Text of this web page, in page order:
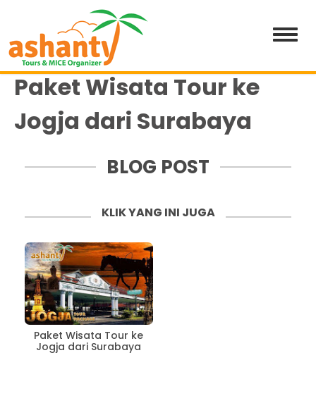
Paket Wisata Tour ke
Jogja dari Surabaya
BLOG POST
KLIK YANG INI JUGA
Paket Wisata Tour ke
Jogja dari Surabaya